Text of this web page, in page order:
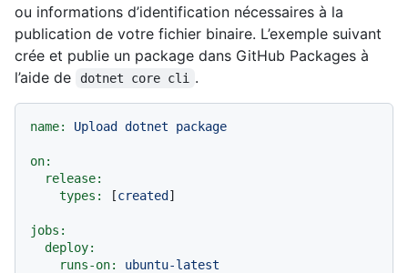
ou informations d’identification nécessaires à la
publication de votre fichier binaire. L’exemple suivant
crée et publie un package dans GitHub Packages à
l’aide de
dotnet core cli .
name: Upload dotnet package
on:
release:
types:
[created ]
jobs:
deploy:
runs-on:
ubuntu-latest